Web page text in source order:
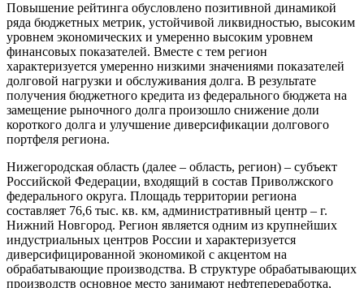
Повышение рейтинга обусловлено позитивной динамикой
ряда бюджетных метрик, устойчивой ликвидностью, высоким
уровнем экономических и умеренно высоким уровнем
финансовых показателей. Вместе с тем регион
характеризуется умеренно низкими значениями показателей
долговой нагрузки и обслуживания долга. В результате
получения бюджетного кредита из федерального бюджета на
замещение рыночного долга произошло снижение доли
короткого долга и улучшение диверсификации долгового
портфеля региона.
Нижегородская область (далее – область, регион) – субъект
Российской Федерации, входящий в состав Приволжского
федерального округа. Площадь территории региона
составляет 76,6 тыс. кв. км, административный центр – г.
Нижний Новгород. Регион является одним из крупнейших
индустриальных центров России и характеризуется
диверсифицированной экономикой с акцентом на
обрабатывающие производства. В структуре обрабатывающих
производств основное место занимают нефтепереработка,